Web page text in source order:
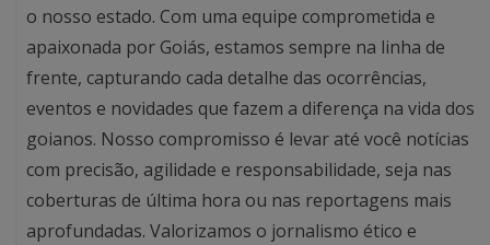
o nosso estado. Com uma equipe comprometida e
apaixonada por Goiás, estamos sempre na linha de
frente, capturando cada detalhe das ocorrências,
eventos e novidades que fazem a diferença na vida dos
goianos. Nosso compromisso é levar até você notícias
com precisão, agilidade e responsabilidade, seja nas
coberturas de última hora ou nas reportagens mais
aprofundadas. Valorizamos o jornalismo ético e